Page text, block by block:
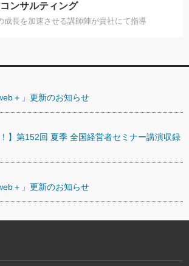
ンサルティング
成長を加速させる講師陣が貴社にて指導
＋」更新のお知らせ
】第152回 夏季 全国経営者セミナー講演収録
＋」更新のお知らせ